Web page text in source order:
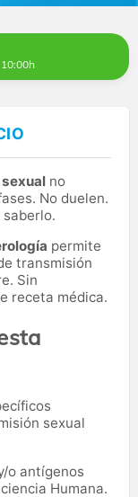
no
No duelen.
permite
transmisión
Sin
receta médica.
sexual
o antígenos
Humana.